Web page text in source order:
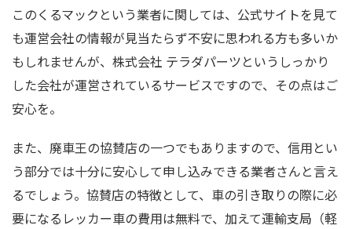
このくるマックという業者に関しては、公式サイトを見て
も運営会社の情報が見当たらず不安に思われる方も多いか
もしれませんが、株式会社 テラダパーツというしっかり
した会社が運営されているサービスですので、その点はご
安心を。
また、廃車王の協賛店の一つでもありますので、信用とい
う部分では十分に安心して申し込みできる業者さんと言え
るでしょう。協賛店の特徴として、車の引き取りの際に必
要になるレッカー車の費用は無料で、加えて運輸支局（軽